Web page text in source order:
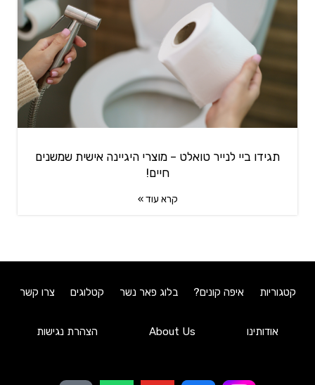
תגידו ביי לנייר טואלט – מוצרי היגיינה אישית שמשנים
חיים!
קרא עוד »
קטגוריות איפה קונים? בלוג פאר נשר קטלוגים צרו קשר
אודותינו About Us הצהרת נגישות